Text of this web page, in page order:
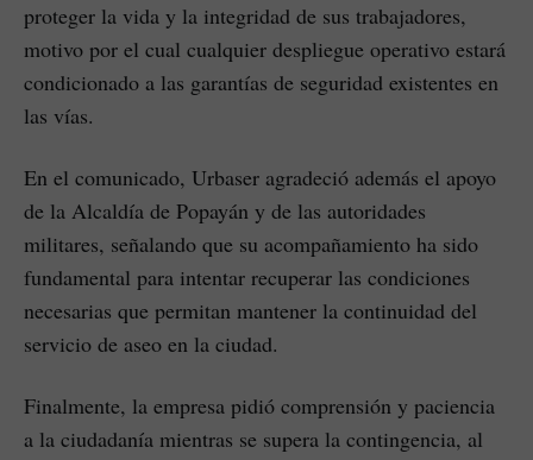
proteger la vida y la integridad de sus trabajadores,
motivo por el cual cualquier despliegue operativo estará
condicionado a las garantías de seguridad existentes en
las vías.
En el comunicado, Urbaser agradeció además el apoyo
de la Alcaldía de Popayán y de las autoridades
militares, señalando que su acompañamiento ha sido
fundamental para intentar recuperar las condiciones
necesarias que permitan mantener la continuidad del
servicio de aseo en la ciudad.
Finalmente, la empresa pidió comprensión y paciencia
a la ciudadanía mientras se supera la contingencia, al